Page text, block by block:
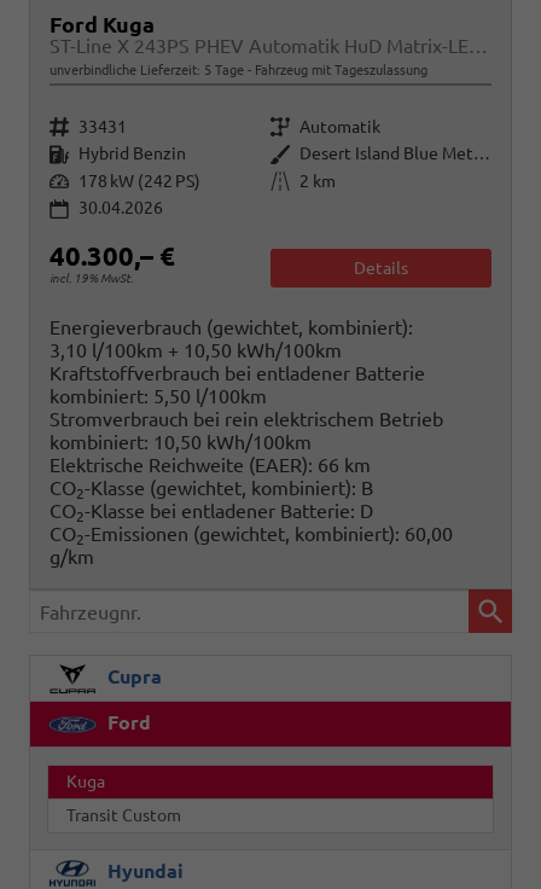
Ford Kuga
ST-Line X 243PS PHEV Automatik HuD Matrix-LED schwenkb. AHK elektr. PanoDach Sitzheizung v+h Lenkradheizung Frontscheibe beheizb. Navi SYNC4 Apple CarPlay Android Auto Touchscreen PDC 4xKamera 2xKeyless B+O Sound 18"LM vollelektr. Reichweite 65KM
unverbindliche Lieferzeit: 5 Tage Fahrzeug mit Tageszulassung
Fahrzeugnr. 33431 Getriebe Automatik
Kraftstoff Hybrid Benzin Außenfarbe
Desert Island Blue Metallic
Leistung 178 kW (242 PS) Kilometerstand
2 km
30.04.2026
40.300,– €
incl. 19% MwSt.
Details
Energieverbrauch (gewichtet, kombiniert):
3,10 l/100km + 10,50 kWh/100km
Kraftstoffverbrauch bei entladener Batterie
kombiniert: 5,50 l/100km
Stromverbrauch bei rein elektrischem Betrieb
kombiniert: 10,50 kWh/100km
Elektrische Reichweite (EAER): 66 km
CO2-Klasse (gewichtet, kombiniert): B
CO2-Klasse bei entladener Batterie: D
CO2-Emissionen (gewichtet, kombiniert): 60,00
g/km
Fahrzeugnr.
Cupra
Ford
Kuga
Transit Custom
Hyundai